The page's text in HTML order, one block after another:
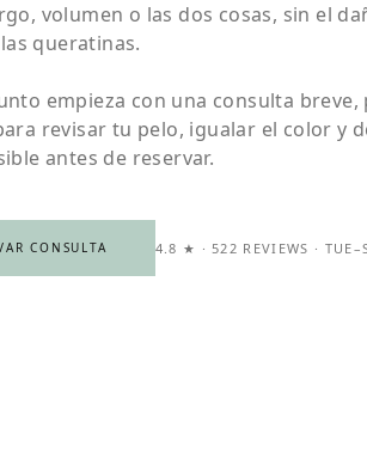
volumen o las dos cosas, sin el
queratinas.
empieza con una consulta breve,
revisar tu pelo, igualar el color y
antes de reservar.
CONSULTA 4.8 ★ · 522 REVIEWS ·